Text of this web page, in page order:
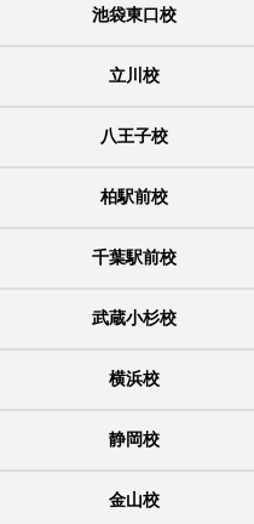
池袋東口校
立川校
八王子校
柏駅前校
千葉駅前校
武蔵小杉校
横浜校
静岡校
金山校